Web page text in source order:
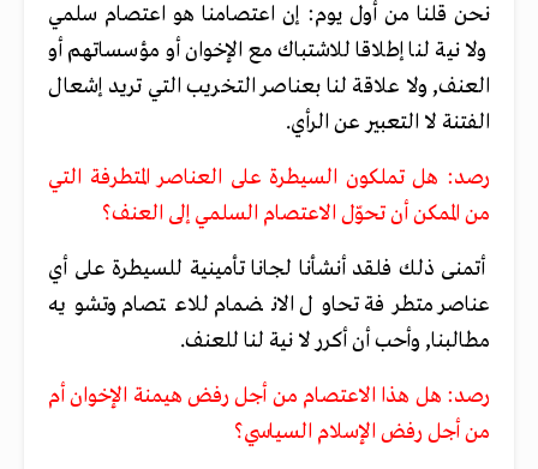
نحن قلنا من أول يوم: إن اعتصامنا هو اعتصام سلمي
ولا نية لنا إطلاقا للاشتباك مع الإخوان أو مؤسساتهم أو
العنف, ولا علاقة لنا بعناصر التخريب التي تريد إشعال
الفتنة لا التعبير عن الرأي.
رصد: هل تملكون السيطرة على العناصر المتطرفة التي
من الممكن أن تحوّل الاعتصام السلمي إلى العنف؟
أتمنى ذلك فلقد أنشأنا لجانا تأمينية للسيطرة على أي
عناصر متطرفة تحاول الانضمام للاعتصام وتشويه
مطالبنا, وأحب أن أكرر لا نية لنا للعنف.
رصد: هل هذا الاعتصام من أجل رفض هيمنة الإخوان أم
من أجل رفض الإسلام السياسي؟